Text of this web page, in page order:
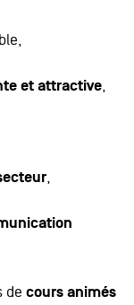
et attractive,
,
de cours animés